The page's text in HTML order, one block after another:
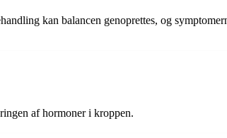
kan balancen genoprettes, og
af hormoner i kroppen.